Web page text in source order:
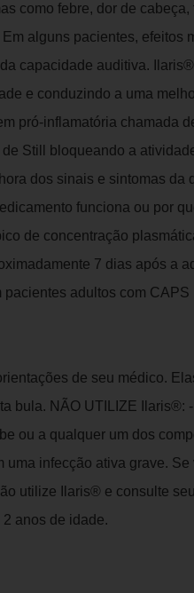
como febre, dor de
alguns pacientes, efeitos
capacidade auditiva.
e conduzindo a uma
pró-inflamatória chamada
Still bloqueando a
dos sinais e sintomas da
funciona ou por
de concentração
7 dias após a
adultos com CAPS
de seu médico.
bula. NÃO UTILIZE Ilaris®:
ou a qualquer um dos
uma infecção ativa grave.
utilize Ilaris® e consulte
anos de idade.